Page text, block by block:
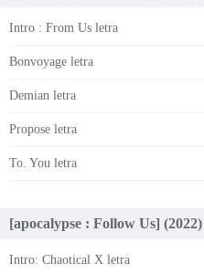
Intro : From Us letra
Bonvoyage letra
Demian letra
Propose letra
To. You letra
[apocalypse : Follow Us] (2022)
Intro: Chaotical X letra